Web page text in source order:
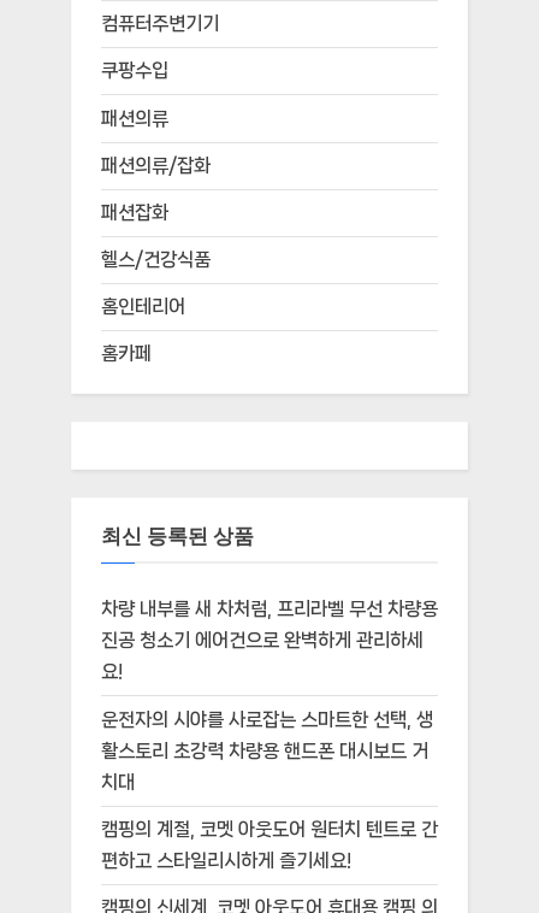
컴퓨터주변기기
쿠팡수입
패션의류
패션의류/잡화
패션잡화
헬스/건강식품
홈인테리어
홈카페
최신 등록된 상품
차량 내부를 새 차처럼, 프리라벨 무선 차량용
진공 청소기 에어건으로 완벽하게 관리하세
요!
운전자의 시야를 사로잡는 스마트한 선택, 생
활스토리 초강력 차량용 핸드폰 대시보드 거
치대
캠핑의 계절, 코멧 아웃도어 원터치 텐트로 간
편하고 스타일리시하게 즐기세요!
캠핑의 신세계, 코멧 아웃도어 휴대용 캠핑 의